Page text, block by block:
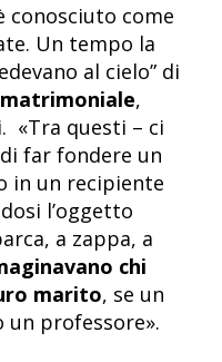
conosciuto come
Un tempo la
al cielo” di
,
«Tra questi – ci
far fondere un
in un recipiente
l’oggetto
a zappa, a
chi
marito, se un
un professore».